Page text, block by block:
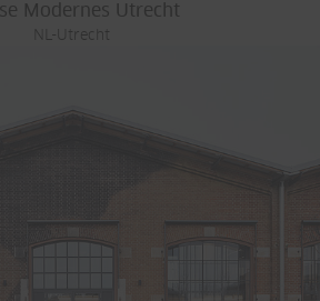
Modernes Utrecht
NL-Utrecht